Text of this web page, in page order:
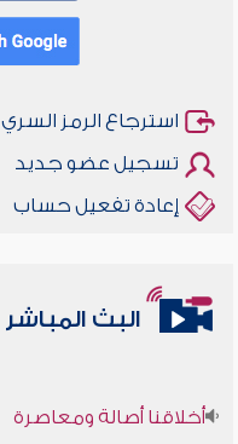
استرجاع الرمز السري
تسجيل عضو جديد
إعادة تفعيل حساب
البث المباشر
أخلاقنا أصالة ومعاصرة